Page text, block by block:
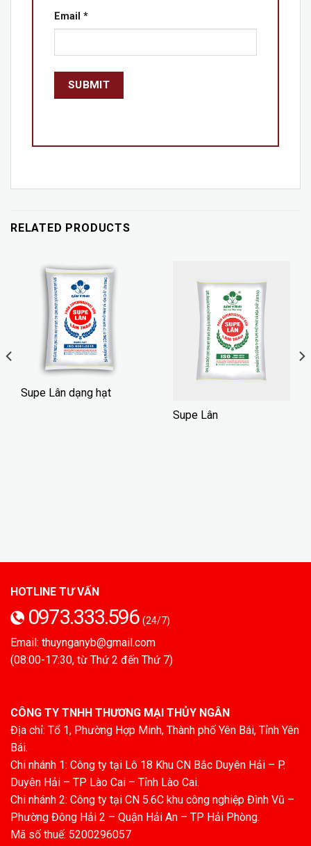
Email *
RELATED PRODUCTS
Supe Lân dạng hạt
Supe Lân
HOTLINE TƯ VẤN
0973.333.596 (24/7)
Email: thuynganyb@gmail.com
(08:00-17:30, từ Thứ 2 đến Thứ 7)
CÔNG TY TNHH THƯƠNG MẠI THỦY NGÂN
Địa chỉ: Tổ 1, Phường Hợp Minh, Thành phố Yên Bái, Tỉnh Yên
Bái.
Chi nhánh 1: Công ty tại Lô 18 Khu CN Bắc Duyên Hải – P.
Duyên Hải – TP Lào Cai – Tỉnh Lào Cai.
Chi nhánh 2: Công ty tại CN 5.6C khu công nghiệp Đình Vũ –
Phường Đông Hải 2 – Quận Hải An – TP Hải Phòng.
Mã số thuế: 5200296057